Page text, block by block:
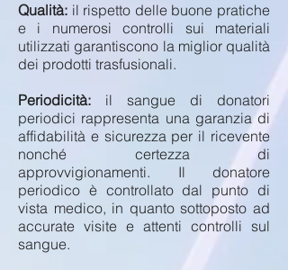
Qualità: il rispetto delle buone pratiche
e i numerosi controlli sui materiali
utilizzati garantiscono la miglior qualità
dei prodotti trasfusionali.
Periodicità: il sangue di donatori
periodici rappresenta una garanzia di
affidabilità e sicurezza per il ricevente
nonché certezza di
approvvigionamenti. Il donatore
periodico è controllato dal punto di
vista medico, in quanto sottoposto ad
accurate visite e attenti controlli sul
sangue.